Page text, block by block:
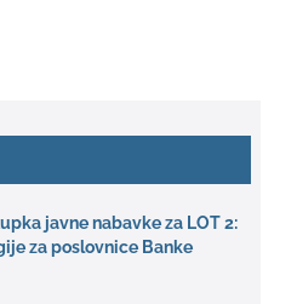
javne nabavke za LOT 2:
za poslovnice Banke